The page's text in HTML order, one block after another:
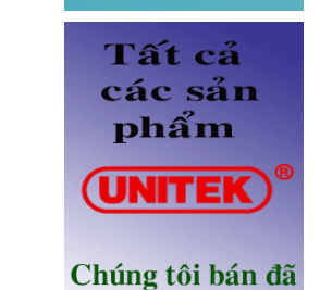
Ổ điện âm bàn Sinoamigo STS-
R90B-2 chính hãng